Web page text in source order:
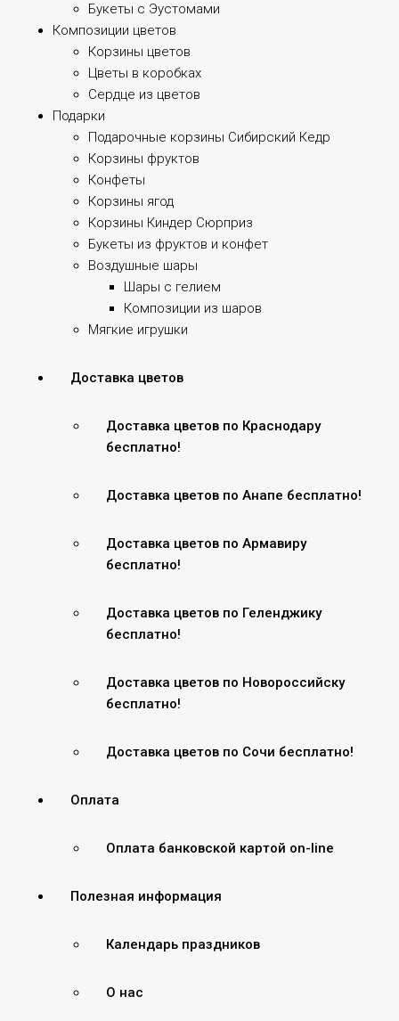
Букеты с Эустомами
Композиции цветов
Корзины цветов
Цветы в коробках
Сердце из цветов
Подарки
Подарочные корзины Сибирский Кедр
Корзины фруктов
Конфеты
Корзины ягод
Корзины Киндер Сюрприз
Букеты из фруктов и конфет
Воздушные шары
Шары с гелием
Композиции из шаров
Мягкие игрушки
Доставка цветов
Доставка цветов по Краснодару
бесплатно!
Доставка цветов по Анапе бесплатно!
Доставка цветов по Армавиру
бесплатно!
Доставка цветов по Геленджику
бесплатно!
Доставка цветов по Новороссийску
бесплатно!
Доставка цветов по Сочи бесплатно!
Оплата
Оплата банковской картой on-line
Полезная информация
Календарь праздников
О нас